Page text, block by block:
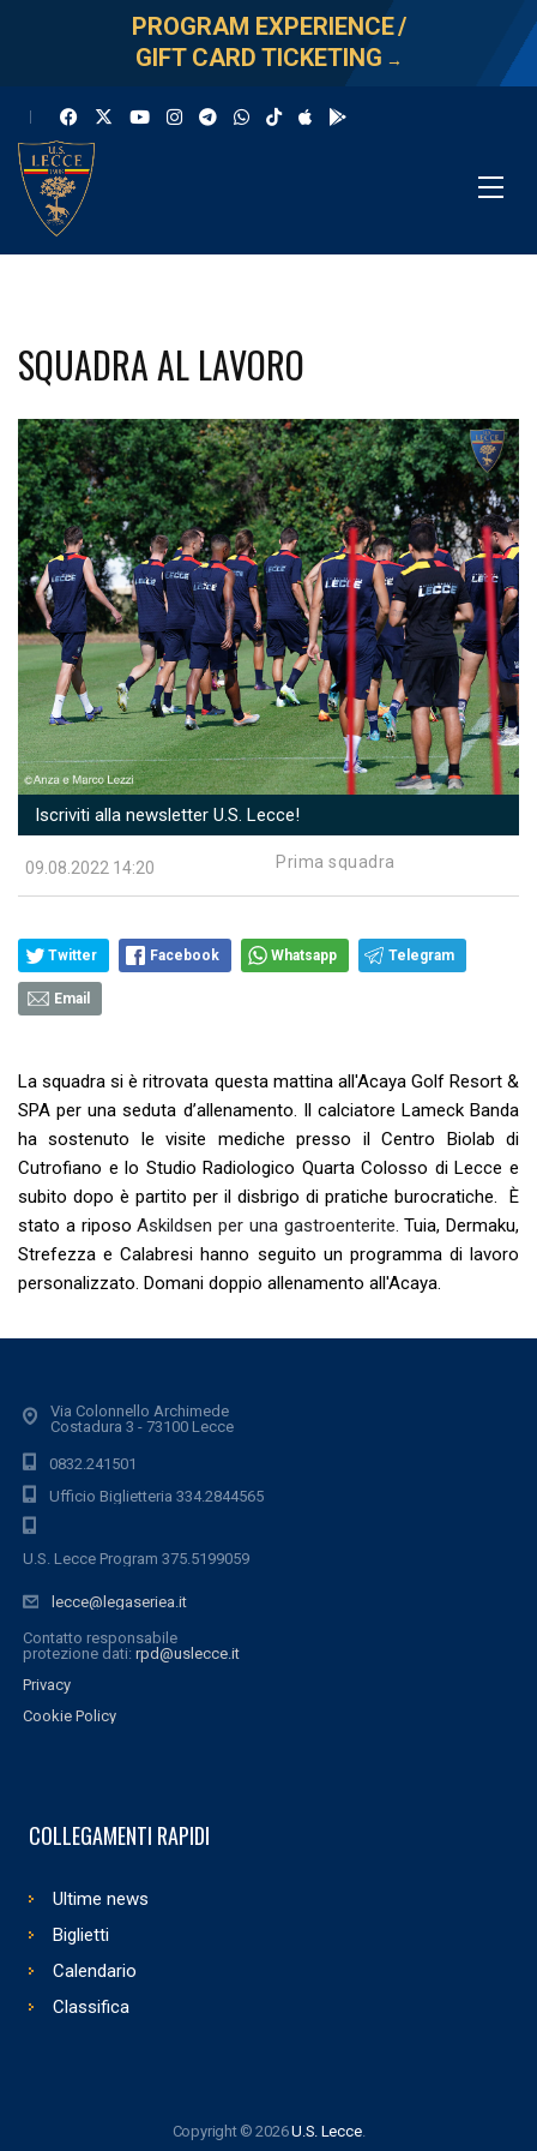
PROGRAM EXPERIENCE/
GIFT CARD TICKETING →
SQUADRA AL LAVORO
Iscriviti alla newsletter U.S. Lecce!
09.08.2022 14:20 Prima squadra
Twitter Facebook Whatsapp Telegram
Email
La squadra si è ritrovata questa mattina all'Acaya Golf Resort &
SPA per una seduta d’allenamento. Il calciatore Lameck Banda
ha sostenuto le visite mediche presso il Centro Biolab di
Cutrofiano e lo Studio Radiologico Quarta Colosso di Lecce e
subito dopo è partito per il disbrigo di pratiche burocratiche. È
stato a riposoAskildsen per una gastroenterite.Tuia, Dermaku,
Strefezza e Calabresi hanno seguito un programma di lavoro
personalizzato. Domani doppio allenamento all'Acaya.
Via Colonnello Archimede
Costadura 3 - 73100 Lecce
0832.241501
Ufficio Biglietteria 334.2844565
U.S. Lecce Program 375.5199059
lecce@legaseriea.it
Contatto responsabile
protezione dati: rpd@uslecce.it
Privacy
Cookie Policy
COLLEGAMENTI RAPIDI
Ultime news
Biglietti
Calendario
Classifica
Copyright © 2026U.S. Lecce.